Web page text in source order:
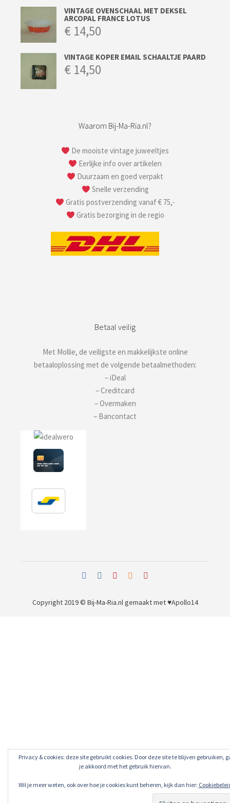
VINTAGE OVENSCHAAL MET DEKSEL
ARCOPAL FRANCE LOTUS
€ 14,50
VINTAGE KOPER EMAIL SCHAALTJE PAARD
€ 14,50
Waarom Bij-Ma-Ria.nl?
De mooiste vintage juweeltjes
Eerlijke info over artikelen
Duurzaam en goed verpakt
Snelle verzending
Gratis postverzending vanaf € 75,-
Gratis bezorging in de regio
Betaal veilig
Met Mollie, de veiligste en makkelijkste online
betaaloplossing met de volgende betaalmethoden:
– iDeal
– Creditcard
– Overmaken
– Bancontact
Privacy & cookies: deze site gebruikt cookies. Door deze site te blijven gebruiken,
je akkoord met het gebruik hiervan.
Wil je meer weten, ook over hoe je cookies kunt beheren, kijk dan hier:
Copyright 2019 © Bij-Ma-Ria.nlgemaakt met ♥Apollo14